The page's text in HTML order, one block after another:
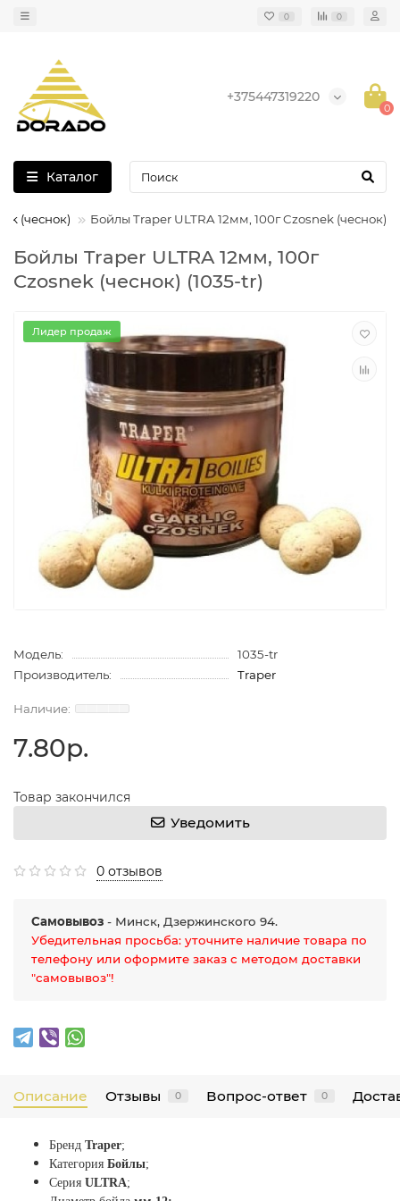
0 0
+375447319220
0
Каталог
(чеснок) Бойлы Traper ULTRA 12мм, 100г Czosnek (чеснок)
Бойлы Traper ULTRA 12мм, 100г
Czosnek (чеснок) (1035-tr)
Лидер продаж
Модель:
1035-tr
Производитель:
Traper
7.80р.
Товар закончился
Уведомить
0 отзывов
Самовывоз - Минск, Дзержинского 94.
Убедительная просьба: уточните наличие товара по
телефону или оформите заказ с методом доставки
"самовывоз"!
Описание Отзывы 0 Вопрос-ответ 0
Бренд Traper;
Категория Бойлы;
Серия ULTRA;